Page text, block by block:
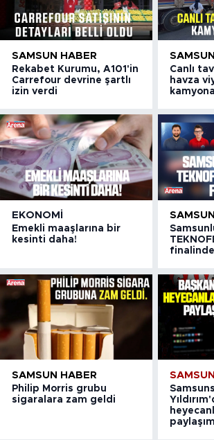
SAMSUN HABER
Rekabet Kurumu, A101'in
Carrefour devrine şartlı
izin verdi
Canlı
havza
EKONOMI
Emekli maaşlarına bir
kesinti daha!
finalinde
SAMSUN HABER
Philip Morris grubu
sigaralara zam geldi
paylaşım